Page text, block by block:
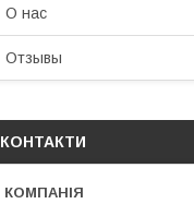
О нас
Отзывы
КОНТАКТИ